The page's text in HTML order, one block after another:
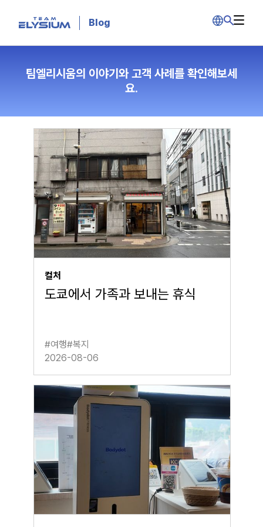
Blog
팀엘리시움의 이야기와 고객 사례를 확인해보세
요.
컬처
도쿄에서 가족과 보내는 휴식
#여행#복지
2026-08-06